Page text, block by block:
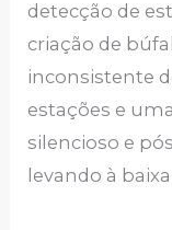
detecção de
criação de
inconsistente
estações e
silencioso e
levando à